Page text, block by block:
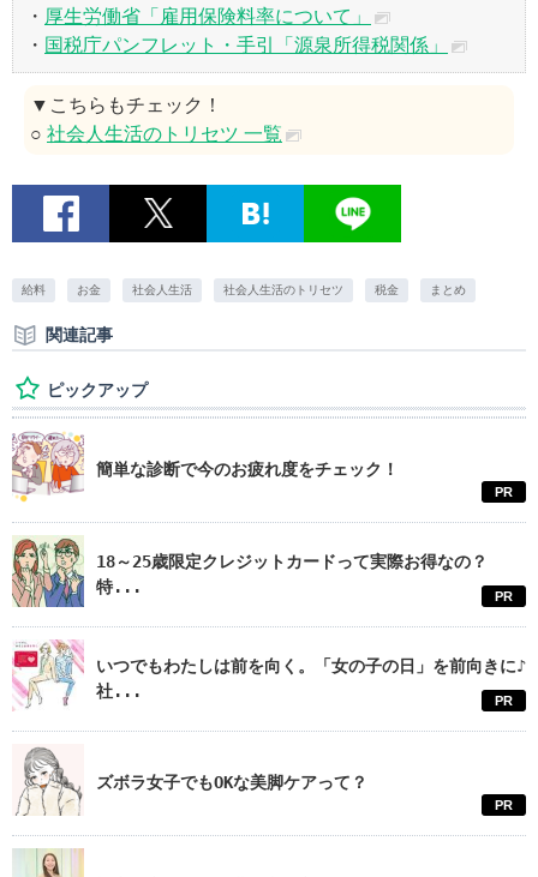
・ 厚生労働省「雇用保険料率について」
・ 国税庁パンフレット・手引「源泉所得税関係」
▼こちらもチェック！
○ 社会人生活のトリセツ 一覧
給料 お金 社会人生活 社会人生活のトリセツ 税金 まとめ
関連記事
ピックアップ
簡単な診断で今のお疲れ度をチェック！
PR
18～25歳限定クレジットカードって実際お得なの？
特...
PR
いつでもわたしは前を向く。「女の子の日」を前向きに♪
社...
PR
ズボラ女子でもOKな美脚ケアって？
PR